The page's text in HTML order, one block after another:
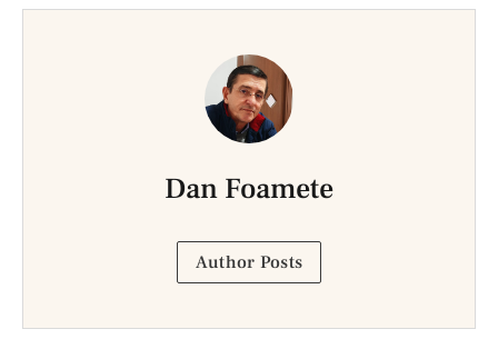
Dan Foamete
Author Posts